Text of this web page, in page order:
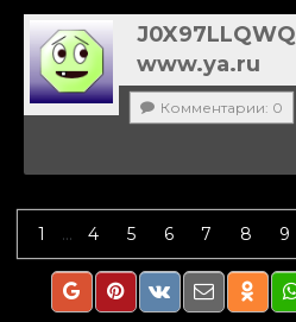
J0X97LLQWQ
www.ya.ru
Комментарии: 0
1 ... 4 5 6 7 8 9